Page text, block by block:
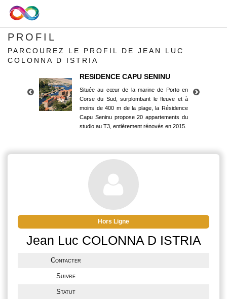
PROFIL
PARCOUREZ LE PROFIL DE JEAN LUC
COLONNA D ISTRIA
RESIDENCE CAPU SENINU
Située au cœur de la marine de Porto en
Corse du Sud, surplombant le fleuve et à
moins de 400 m de la plage, la Résidence
Capu Seninu propose 20 appartements du
studio au T3, entièrement rénovés en 2015.
Corse du Sud, surplombant le fleuve et à
moins de 400 m de la plage, la Résidence
Capu Seninu propose 20 appartements du
studio au T3, entièrement rénovés en 2015.
Hors Ligne
Jean Luc COLONNA D ISTRIA
Contacter
Suivre
Statut